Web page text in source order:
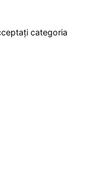
categoria